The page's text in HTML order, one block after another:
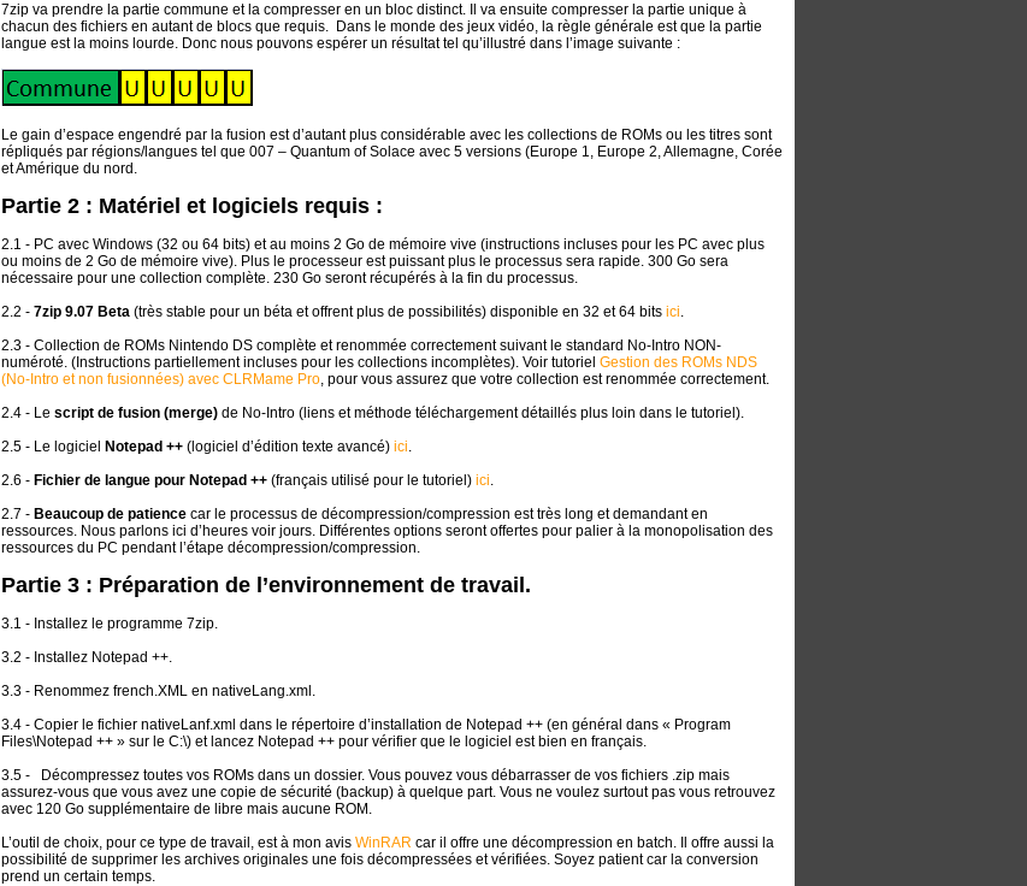
7zip va prendre la partie commune et la compresser en un bloc distinct. Il va ensuite compresser la partie unique à
chacun des fichiers en autant de blocs que requis. Dans le monde des jeux vidéo, la règle générale est que la partie
langue est la moins lourde. Donc nous pouvons espérer un résultat tel qu’illustré dans l’image suivante :
Le gain d’espace engendré par la fusion est d’autant plus considérable avec les collections de ROMs ou les titres sont
répliqués par régions/langues tel que 007 – Quantum of Solace avec 5 versions (Europe 1, Europe 2, Allemagne, Corée
et Amérique du nord.
Partie 2 : Matériel et logiciels requis :
2.1 - PC avec Windows (32 ou 64 bits) et au moins 2 Go de mémoire vive (instructions incluses pour les PC avec plus
ou moins de 2 Go de mémoire vive). Plus le processeur est puissant plus le processus sera rapide. 300 Go sera
nécessaire pour une collection complète. 230 Go seront récupérés à la fin du processus.
2.2 - 7zip 9.07 Beta (très stable pour un béta et offrent plus de possibilités) disponible en 32 et 64 bits ici.
2.3 - Collection de ROMs Nintendo DS complète et renommée correctement suivant le standard No-Intro NON-
numéroté. (Instructions partiellement incluses pour les collections incomplètes). Voir tutoriel Gestion des ROMs NDS
(No-Intro et non fusionnées) avec CLRMame Pro, pour vous assurez que votre collection est renommée correctement.
2.4 - Le script de fusion (merge) de No-Intro (liens et méthode téléchargement détaillés plus loin dans le tutoriel).
2.5 - Le logiciel
Notepad ++ (logiciel d’édition texte avancé) ici.
2.6 - Fichier de langue pour Notepad ++ (français utilisé pour le tutoriel) ici.
2.7 - Beaucoup de patience car le processus de décompression/compression est très long et demandant en
ressources. Nous parlons ici d’heures voir jours. Différentes options seront offertes pour palier à la monopolisation des
ressources du PC pendant l’étape décompression/compression.
Partie 3 : Préparation de l’environnement de travail.
3.1 - Installez le programme 7zip.
3.2 - Installez Notepad ++.
3.3 - Renommez french.XML en nativeLang.xml.
3.4 - Copier le fichier nativeLanf.xml dans le répertoire d’installation de Notepad ++ (en général dans « Program
Files\Notepad ++ » sur le C:\) et lancez Notepad ++ pour vérifier que le logiciel est bien en français.
3.5 - Décompressez toutes vos ROMs dans un dossier. Vous pouvez vous débarrasser de vos fichiers .zip mais
assurez-vous que vous avez une copie de sécurité (backup) à quelque part. Vous ne voulez surtout pas vous retrouvez
avec 120 Go supplémentaire de libre mais aucune ROM.
L’outil de choix, pour ce type de travail, est à mon avis WinRAR car il offre une décompression en batch. Il offre aussi la
possibilité de supprimer les archives originales une fois décompressées et vérifiées. Soyez patient car la conversion
prend un certain temps.